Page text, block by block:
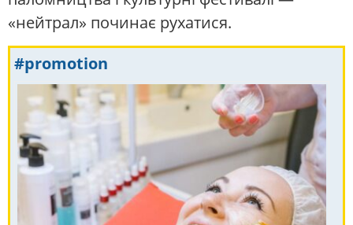
«нейтрал» починає рухатися.
#promotion